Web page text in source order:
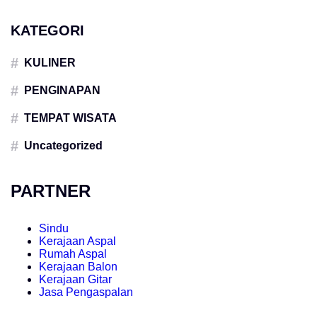
KATEGORI
KULINER
PENGINAPAN
TEMPAT WISATA
Uncategorized
PARTNER
Sindu
Kerajaan Aspal
Rumah Aspal
Kerajaan Balon
Kerajaan Gitar
Jasa Pengaspalan